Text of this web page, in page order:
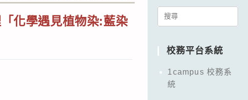
化學遇見植物染:藍染
Search
校務平台系統
1campus 校務系
統